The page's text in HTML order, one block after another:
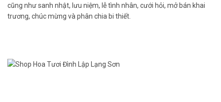
cũng như sanh nhật, lưu niệm, lễ tình nhân, cưới hỏi, mở bán khai
trương, chúc mừng và phân chia bi thiết.